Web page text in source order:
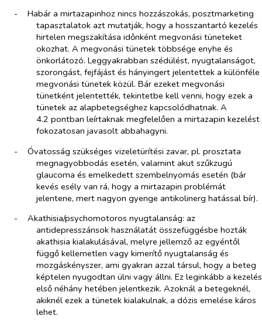
-​
Habár a mirtazapinhoz nincs hozzászokás, posztmarketing
tapasztalatok azt mutatják, hogy a hosszantartó kezelés
hirtelen megszakítása időnként megvonási tüneteket
okozhat. A megvonási tünetek többsége enyhe és
önkorlátozó. Leggyakrabban szédülést, nyugtalanságot,
szorongást, fejfájást és hányingert jelentettek a különféle
megvonási tünetek közül. Bár ezeket megvonási
tünetként jelentették, tekintetbe kell venni, hogy ezek a
tünetek az alapbetegséghez kapcsolódhatnak. A
4.2 pontban leírtaknak megfelelően a mirtazapin kezelést
fokozatosan javasolt abbahagyni.
-​
Óvatosság szükséges vizeletürítési zavar, pl. prosztata
megnagyobbodás esetén, valamint akut szűkzugú
glaucoma és emelkedett szembelnyomás esetén (bár
kevés esély van rá, hogy a mirtazapin problémát
jelentene, mert nagyon gyenge antikolinerg hatással bír).
-​
Akathisia/psychomotoros nyugtalanság: az
antidepresszánsok használatát összefüggésbe hozták
akathisia kialakulásával, melyre jellemző az egyéntől
függő kellemetlen vagy kimerítő nyugtalanság és
mozgáskényszer, ami gyakran azzal társul, hogy a beteg
képtelen nyugodtan ülni vagy állni. Ez leginkább a kezelés
első néhány hetében jelentkezik. Azoknál a betegeknél,
akiknél ezek a tünetek kialakulnak, a dózis emelése káros
lehet.